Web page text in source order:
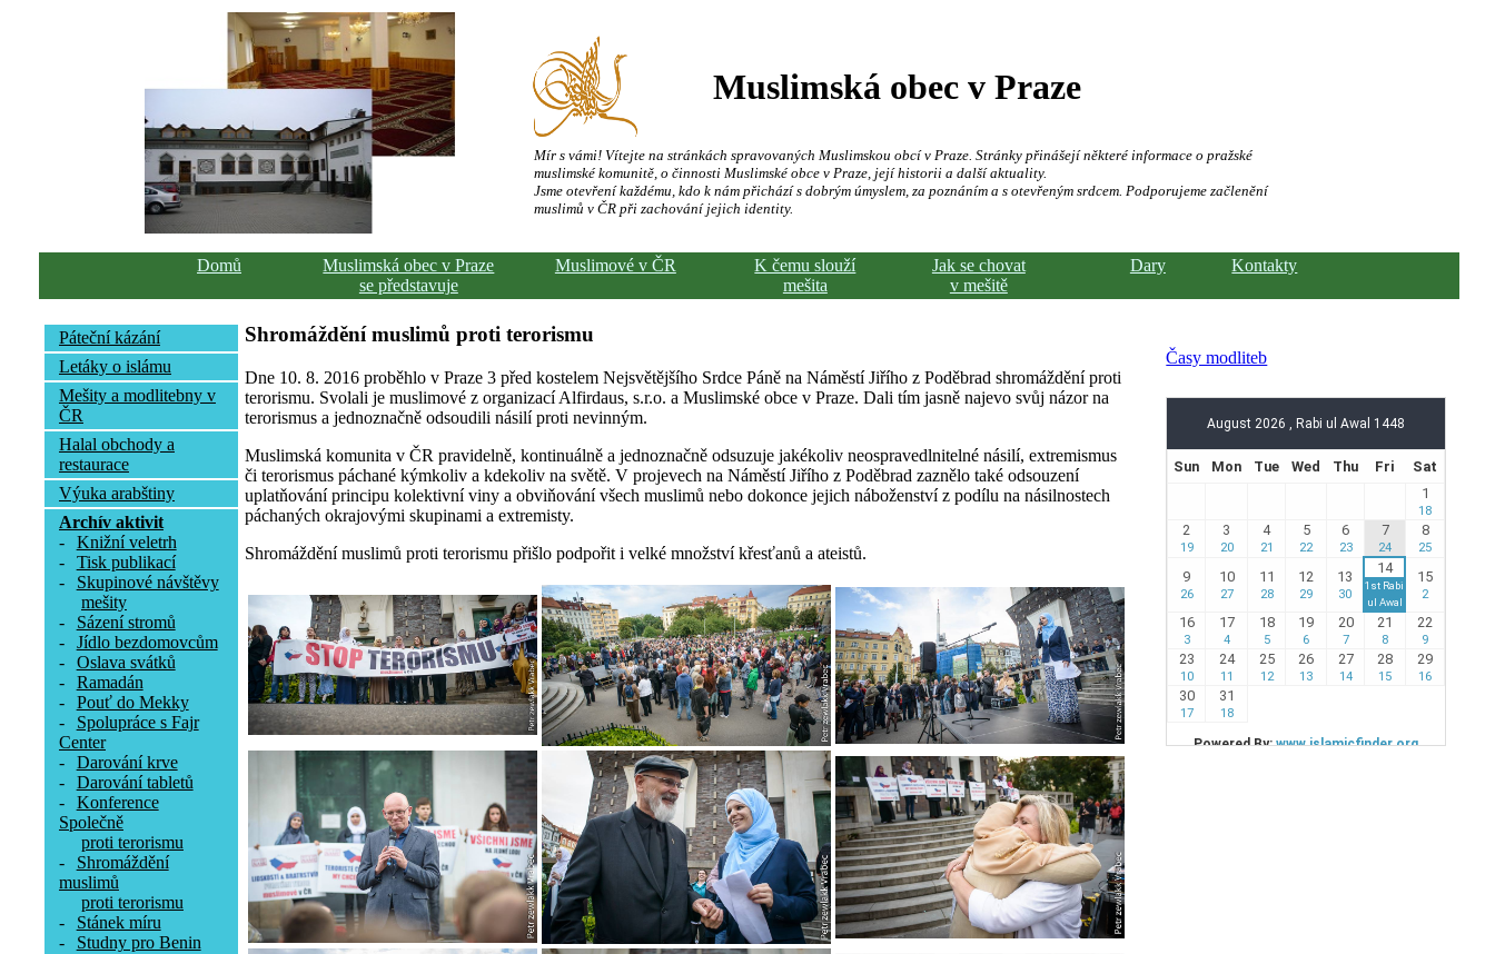
Muslimská obec v Praze
Mír s vámi! Vítejte na stránkách spravovaných Muslimskou obcí v Praze. Stránky přinášejí některé informace o pražské
muslimské komunitě, o činnosti Muslimské obce v Praze, její historii a další aktuality.
Jsme otevření každému, kdo k nám přichází s dobrým úmyslem, za poznáním a s otevřeným srdcem. Podporujeme začlenění
muslimů v ČR při zachování jejich identity.
Domů
Muslimská obec v Praze
se představuje
Muslimové v ČR
K čemu slouží
mešita
Jak se chovat
v mešitě
Dary Kontakty
Páteční kázání
Letáky o islámu
Mešity a modlitebny v
ČR
Halal obchody a
restaurace
Výuka arabštiny
Archív aktivit
-
Knižní veletrh
-
Tisk publikací
-
Skupinové návštěvy
mešity
-
Sázení stromů
-
Jídlo bezdomovcům
-
Oslava svátků
-
Ramadán
-
Pouť do Mekky
-
Spolupráce s Fajr
Center
-
Darování krve
-
Darování tabletů
-
Konference
Společně
proti terorismu
-
Shromáždění
muslimů
proti terorismu
-
Stánek míru
-
Studny pro Benin
Shromáždění muslimů proti terorismu
Dne 10. 8. 2016 proběhlo v Praze 3 před kostelem Nejsvětějšího Srdce Páně na Náměstí Jiřího z Poděbrad shromáždění proti
terorismu. Svolali je muslimové z organizací Alfirdaus, s.r.o. a Muslimské obce v Praze. Dali tím jasně najevo svůj názor na
terorismus a jednoznačně odsoudili násilí proti nevinným.
Muslimská komunita v ČR pravidelně, kontinuálně a jednoznačně odsuzuje jakékoliv neospravedlnitelné násilí, extremismus
či terorismus páchané kýmkoliv a kdekoliv na světě. V projevech na Náměstí Jiřího z Poděbrad zaznělo také odsouzení
uplatňování principu kolektivní viny a obviňování všech muslimů nebo dokonce jejich náboženství z podílu na násilnostech
páchaných okrajovými skupinami a extremisty.
Shromáždění muslimů proti terorismu přišlo podpořit i velké množství křesťanů a ateistů.
Časy modliteb